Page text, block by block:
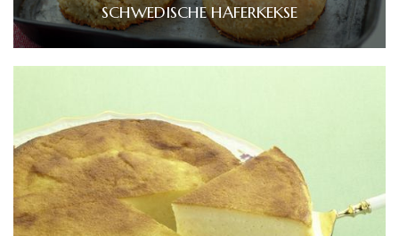
SCHWEDISCHE HAFERKEKSE